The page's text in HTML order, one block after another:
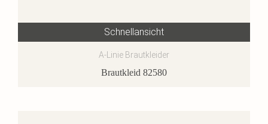
Schnellansicht
A-Linie Brautkleider
Brautkleid 82580